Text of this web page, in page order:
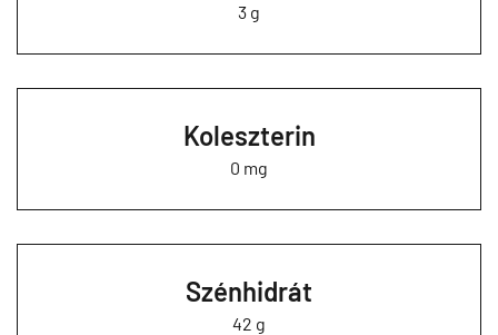
3 g
Koleszterin
0 mg
Szénhidrát
42 g